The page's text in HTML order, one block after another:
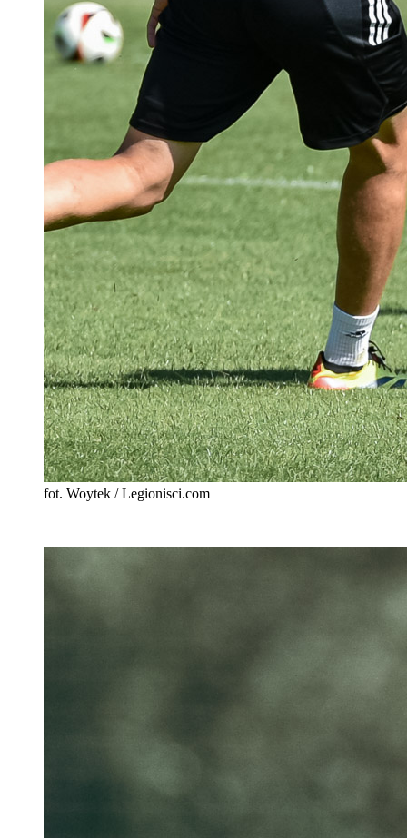
fot. Woytek / Legionisci.com